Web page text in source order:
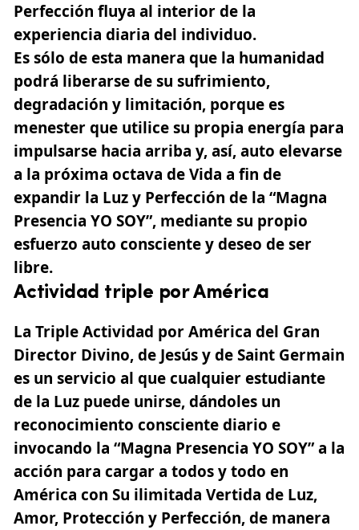
Perfección fluya al interior de la
experiencia diaria del individuo.
Es sólo de esta manera que la humanidad
podrá liberarse de su sufrimiento,
degradación y limitación, porque es
menester que utilice su propia energía para
impulsarse hacia arriba y, así, auto elevarse
a la próxima octava de Vida a fin de
expandir la Luz y Perfección de la “Magna
Presencia YO SOY”, mediante su propio
esfuerzo auto consciente y deseo de ser
libre.
Actividad triple por América
La Triple Actividad por América del Gran
Director Divino, de Jesús y de Saint Germain
es un servicio al que cualquier estudiante
de la Luz puede unirse,dándoles un
reconocimiento consciente diario e
invocando la “Magna Presencia YO SOY” a la
acción para cargar a todos y todo en
América con Su ilimitada Vertida de Luz,
Amor, Protección y Perfección, de manera